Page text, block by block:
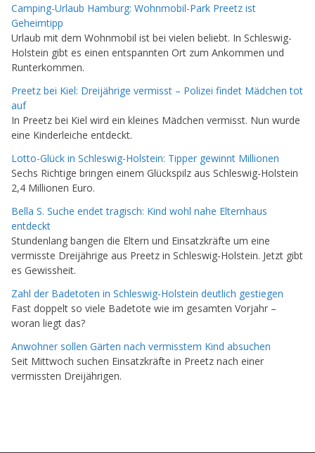
Camping-Urlaub Hamburg: Wohnmobil-Park Preetz ist
Geheimtipp
Urlaub mit dem Wohnmobil ist bei vielen beliebt. In Schleswig-
Holstein gibt es einen entspannten Ort zum Ankommen und
Runterkommen.
Preetz bei Kiel: Dreijährige vermisst – Polizei findet Mädchen tot
auf
In Preetz bei Kiel wird ein kleines Mädchen vermisst. Nun wurde
eine Kinderleiche entdeckt.
Lotto-Glück in Schleswig-Holstein: Tipper gewinnt Millionen
Sechs Richtige bringen einem Glückspilz aus Schleswig-Holstein
2,4 Millionen Euro.
Bella S. Suche endet tragisch: Kind wohl nahe Elternhaus
entdeckt
Stundenlang bangen die Eltern und Einsatzkräfte um eine
vermisste Dreijährige aus Preetz in Schleswig-Holstein. Jetzt gibt
es Gewissheit.
Zahl der Badetoten in Schleswig-Holstein deutlich gestiegen
Fast doppelt so viele Badetote wie im gesamten Vorjahr –
woran liegt das?
Anwohner sollen Gärten nach vermisstem Kind absuchen
Seit Mittwoch suchen Einsatzkräfte in Preetz nach einer
vermissten Dreijährigen.